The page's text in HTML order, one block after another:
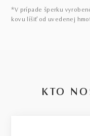
*V prípade šperku
kovu líšiť od uvedenej
KTO